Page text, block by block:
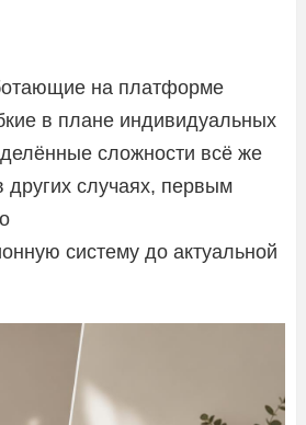
на платформе
в плане индивидуальных
сложности всё же
других случаях, первым
систему до актуальной